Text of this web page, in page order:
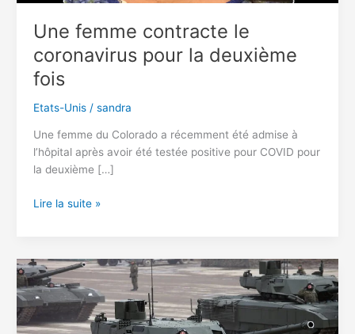
Une femme contracte le
coronavirus pour la deuxième
fois
Etats-Unis/ sandra
Une femme du Colorado a récemment été admise à
l’hôpital après avoir été testée positive pour COVID pour
la deuxième […]
Une
coronavirus
pour
la
deuxième
Lire la suite »